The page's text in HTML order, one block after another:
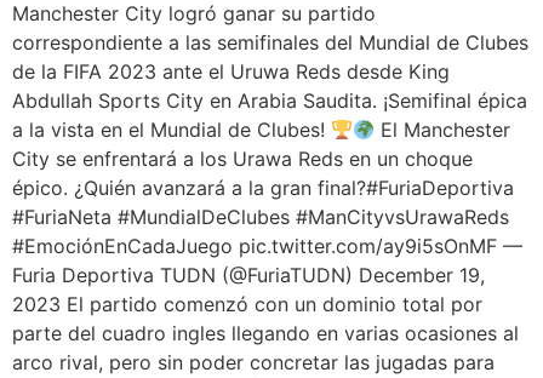
Manchester City logró ganar su partido
correspondiente a las semifinales del Mundial de Clubes
de la FIFA 2023 ante el Uruwa Reds desde King
Abdullah Sports City en Arabia Saudita. ¡Semifinal épica
a la vista en el Mundial de Clubes!
El Manchester
City se enfrentará a los Urawa Reds en un choque
épico. ¿Quién avanzará a la gran final?#FuriaDeportiva
#FuriaNeta #MundialDeClubes #ManCityvsUrawaReds
#EmociónEnCadaJuego pic.twitter.com/ay9i5sOnMF —
Furia Deportiva TUDN (@FuriaTUDN) December 19,
2023 El partido comenzó con un dominio total por
parte del cuadro ingles llegando en varias ocasiones al
arco rival, pero sin poder concretar las jugadas para